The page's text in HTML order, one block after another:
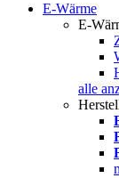
E-Wärme
E-
alle